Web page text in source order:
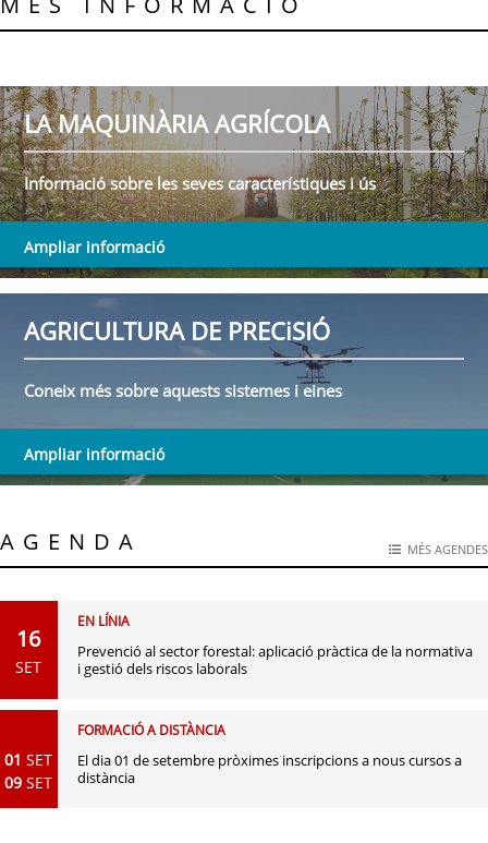
LA MAQUINÀRIA AGRÍCOLA
Informació sobre les seves característiques i ús
Ampliar informació
AGRICULTURA DE PRECiSIÓ
Coneix més sobre aquests sistemes i eines
Ampliar informació
AGENDA MÉS AGENDES
16
SET
EN LÍNIA
Prevenció al sector forestal: aplicació pràctica de la normativa
i gestió dels riscos laborals
01 SET
09 SET
FORMACIÓ A DISTÀNCIA
El dia 01 de setembre pròximes inscripcions a nous cursos a
distància